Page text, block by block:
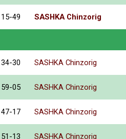
15-49 SASHKA Chinzorig
34-30 SASHKA Chinzorig
59-05 SASHKA Chinzorig
47-17 SASHKA Chinzorig
51-13 SASHKA Chinzorig